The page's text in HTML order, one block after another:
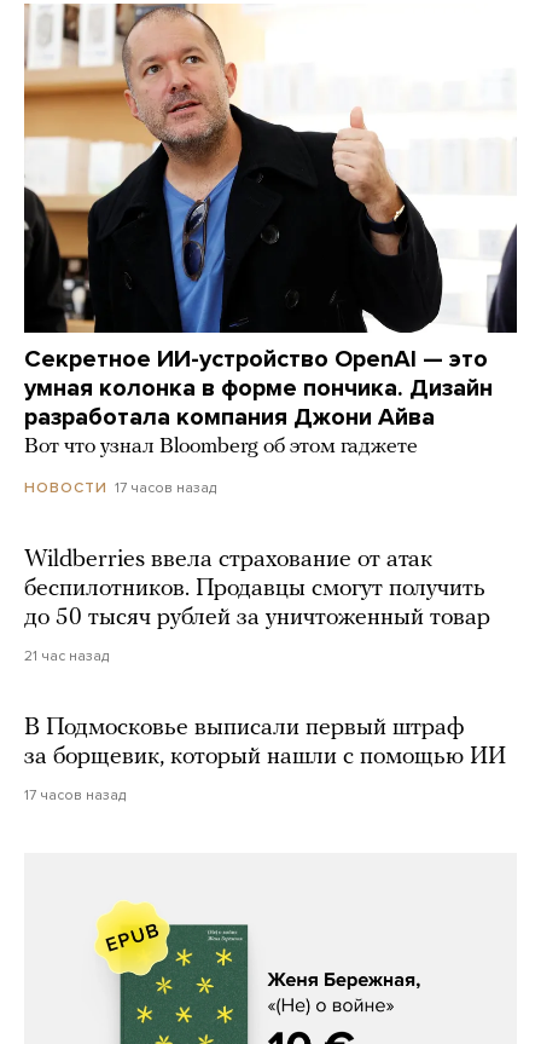
Секретное ИИ-устройство OpenAI — это
умная колонка в форме пончика. Дизайн
разработала компания Джони Айва
Вот что узнал Bloomberg об этом гаджете
НОВОСТИ 17 часов назад
Wildberries ввела страхование от атак
беспилотников. Продавцы смогут получить
до 50 тысяч рублей за уничтоженный товар
21 час назад
В Подмосковье выписали первый штраф
за борщевик, который нашли с помощью ИИ
17 часов назад